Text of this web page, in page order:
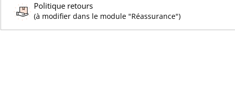
Politique retours
(à modifier dans le module "Réassurance")